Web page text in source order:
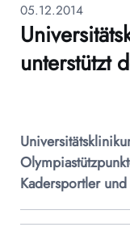
05.12.2014
unterstützt
Kadersportler